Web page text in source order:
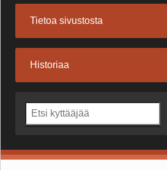
Tietoa sivustosta
Historiaa